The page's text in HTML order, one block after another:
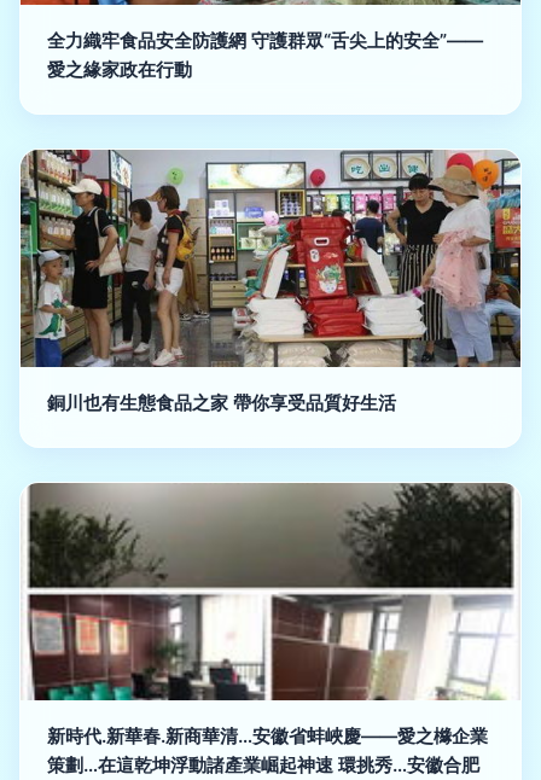
全力織牢食品安全防護網 守護群眾“舌尖上的安全”——
愛之緣家政在行動
銅川也有生態食品之家 帶你享受品質好生活
新時代.新華春.新商華清…安徽省蚌峽慶——愛之櫞企業
策劃…在這乾坤浮動諸產業崛起神速 環挑秀…安徽合肥